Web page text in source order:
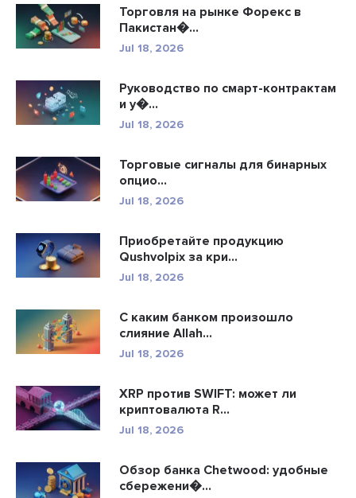
Торговля на рынке Форекс в
Пакистан�...
Jul 18, 2026
Руководство по смарт-контрактам
и у�...
Jul 18, 2026
Торговые сигналы для бинарных
опцио...
Jul 18, 2026
Приобретайте продукцию
Qushvolpix за кри...
Jul 18, 2026
С каким банком произошло
слияние Allah...
Jul 18, 2026
XRP против SWIFT: может ли
криптовалюта R...
Jul 18, 2026
Обзор банка Chetwood: удобные
сбережени�...